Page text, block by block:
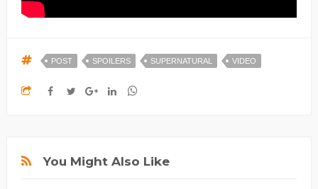
POST SPOILERS SUPERNATURAL VIDEO
You Might Also Like